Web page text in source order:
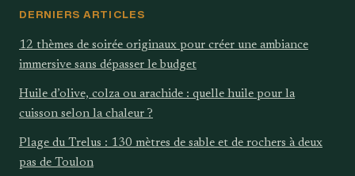
DERNIERS ARTICLES
12 thèmes de soirée originaux pour créer une ambiance
immersive sans dépasser le budget
Huile d’olive, colza ou arachide : quelle huile pour la
cuisson selon la chaleur ?
Plage du Trelus : 130 mètres de sable et de rochers à deux
pas de Toulon